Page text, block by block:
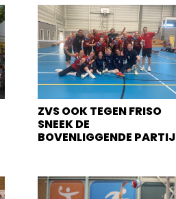
ZVS OOK TEGEN FRISO
SNEEK DE
BOVENLIGGENDE PARTIJ